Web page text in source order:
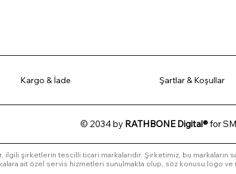
Kargo & İade Şartlar & Koşullar
© 2034 by RATHBONE Digital®for
ilgili şirketlerin tescilli ticari markalarıdır. Şirketimiz, bu markaların
ait özel servis hizmetleri sunulmakta olup, söz konusu logo ve